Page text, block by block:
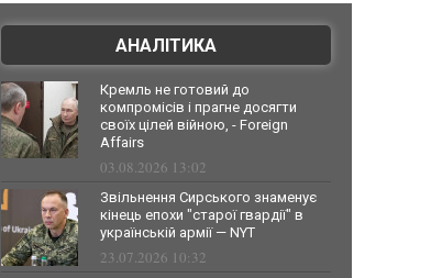
АНАЛІТИКА
Кремль не готовий до
компромісів і прагне досягти
своїх цілей війною, - Foreign
Affairs
03.08.2026 13:02
Звільнення Сирського знаменує
кінець епохи "старої гвардії" в
українській армії — NYT
23.07.2026 10:32